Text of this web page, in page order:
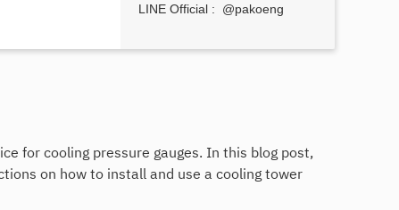
LINE Official : @pakoeng
for cooling pressure gauges. In this blog post,
on how to install and use a cooling tower